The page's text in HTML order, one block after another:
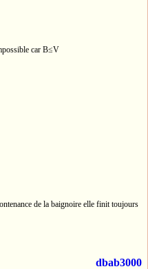
car B≤V
de la baignoire elle finit toujours
dbab3000